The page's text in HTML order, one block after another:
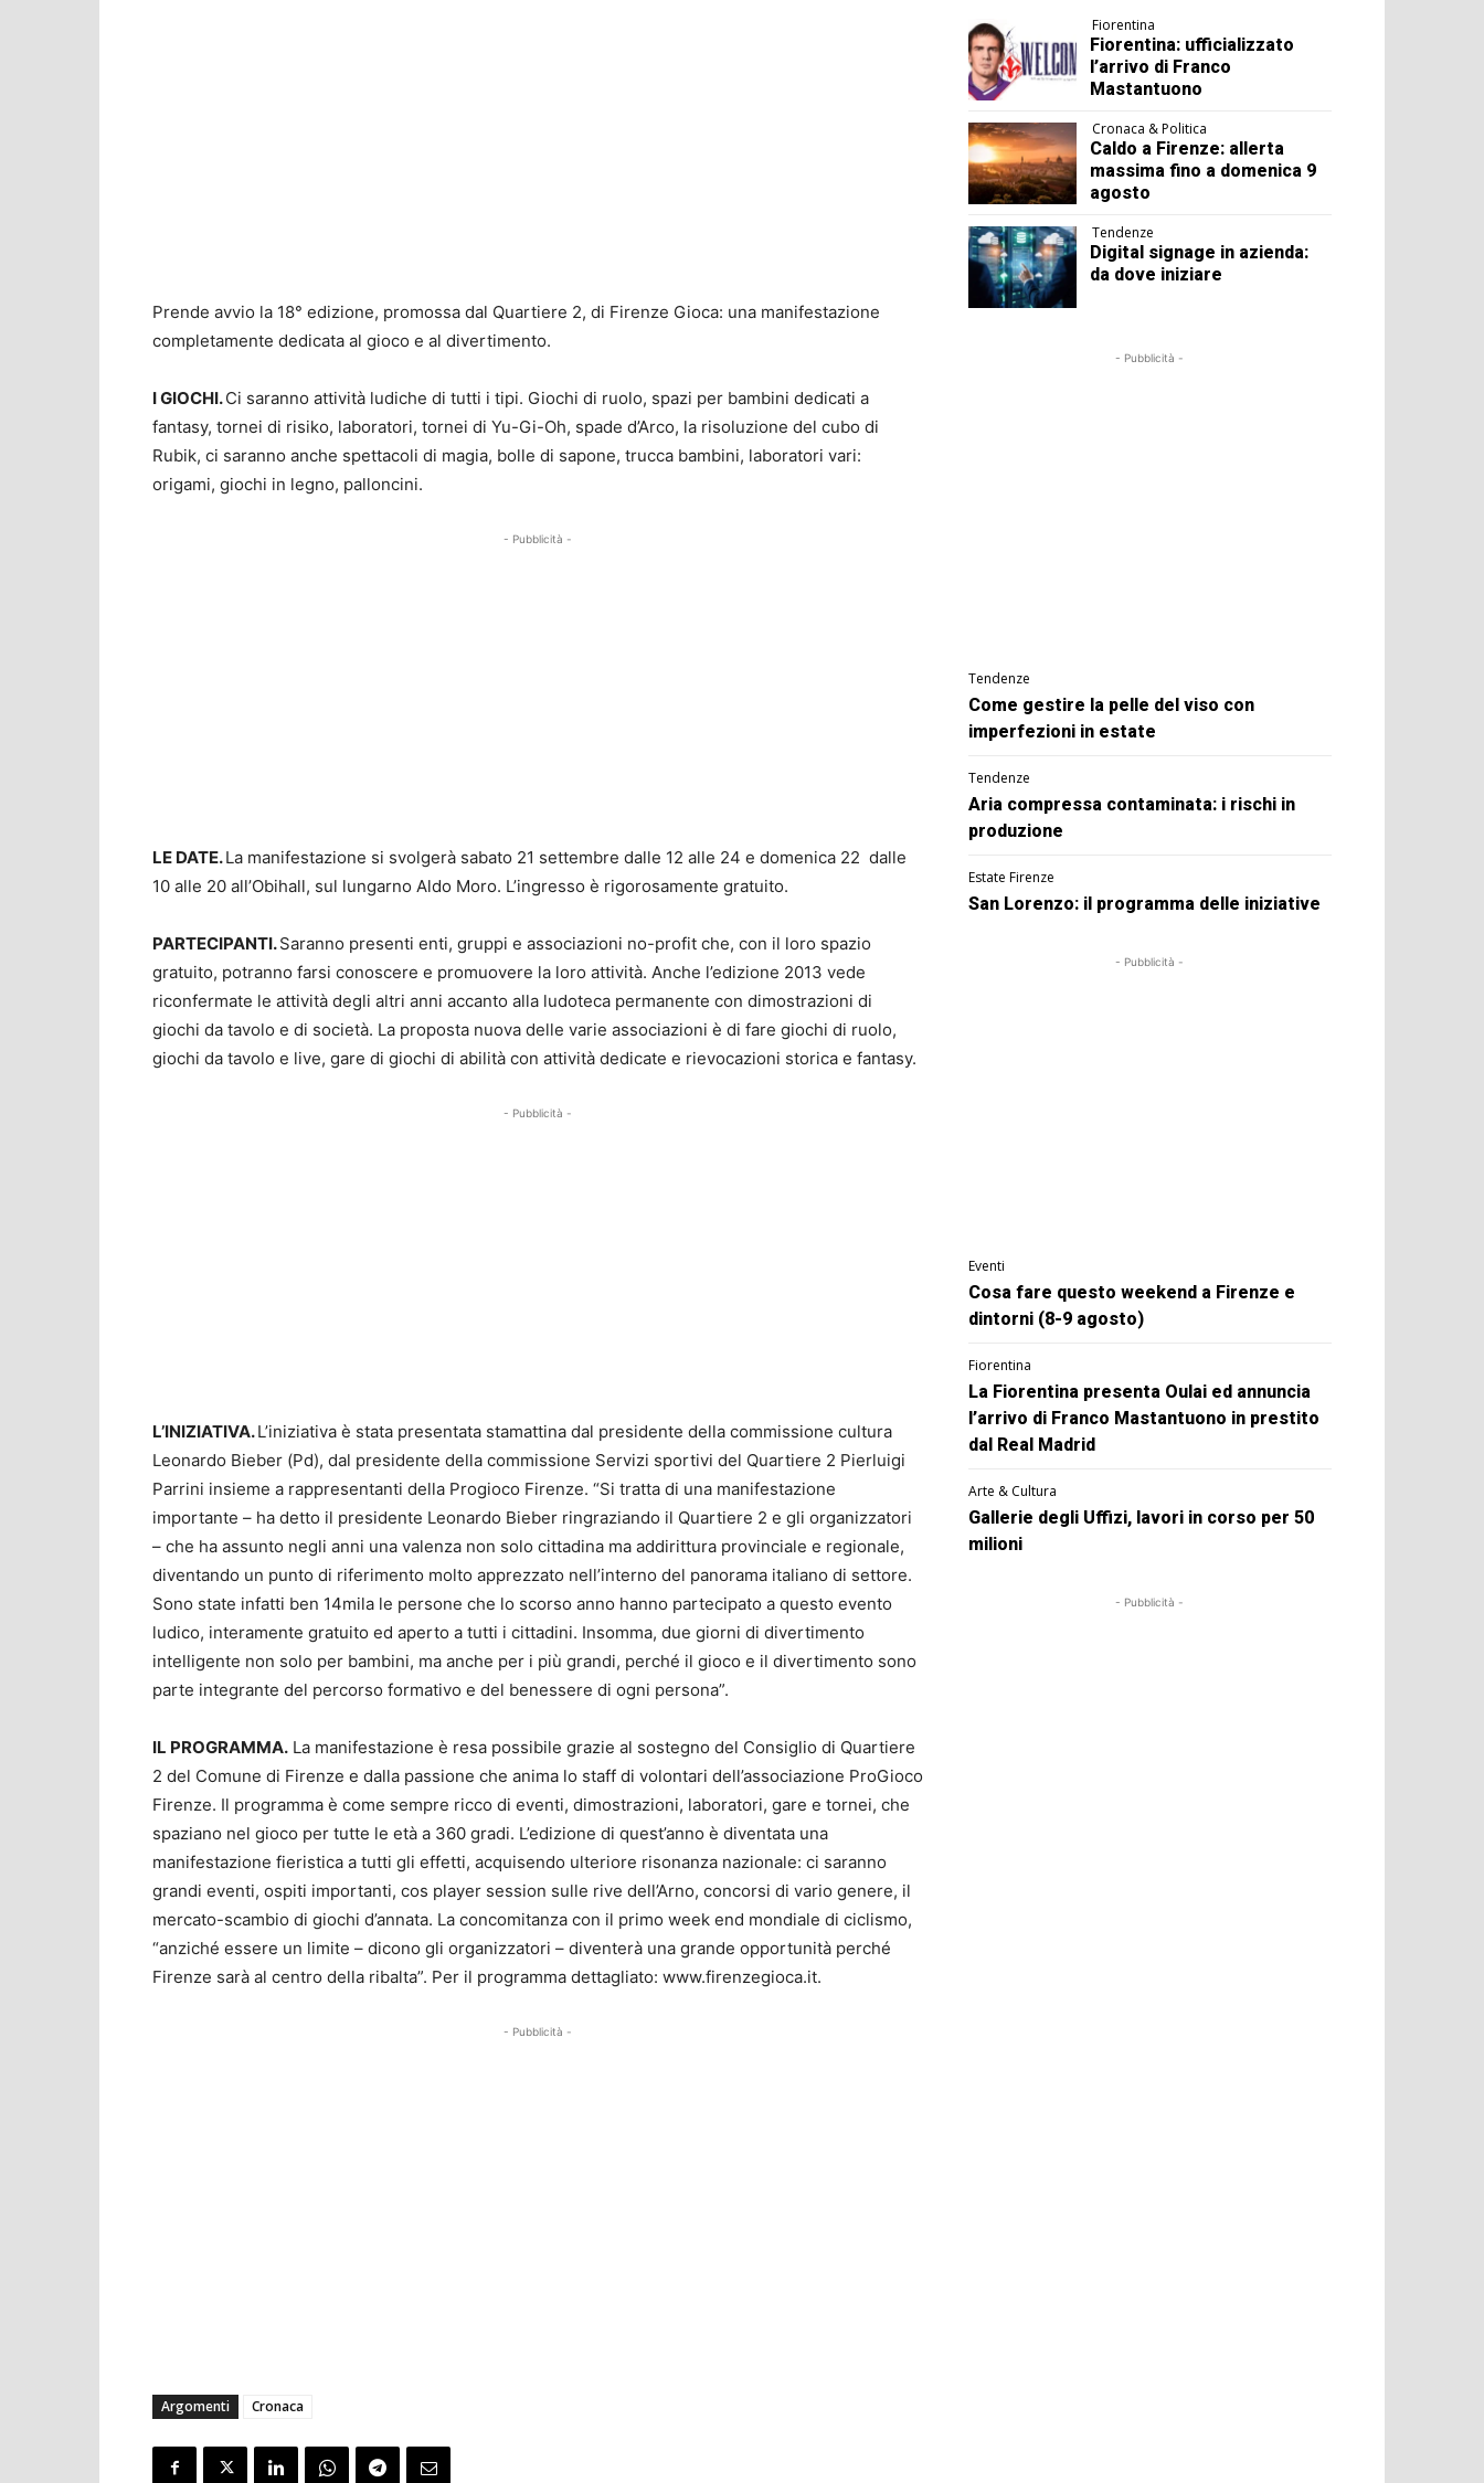
Prende avvio la 18° edizione, promossa dal Quartiere 2, di Firenze Gioca: una manifestazione
completamente dedicata al gioco e al divertimento.
I GIOCHI.Ci saranno attività ludiche di tutti i tipi. Giochi di ruolo, spazi per bambini dedicati a
fantasy, tornei di risiko, laboratori, tornei di Yu-Gi-Oh, spade d’Arco, la risoluzione del cubo di
Rubik, ci saranno anche spettacoli di magia, bolle di sapone, trucca bambini, laboratori vari:
origami, giochi in legno, palloncini.
- Pubblicità -
LE DATE.La manifestazione si svolgerà sabato 21 settembre dalle 12 alle 24 e domenica 22 dalle
10 alle 20 all’Obihall, sul lungarno Aldo Moro. L’ingresso è rigorosamente gratuito.
PARTECIPANTI.Saranno presenti enti, gruppi e associazioni no-profit che, con il loro spazio
gratuito, potranno farsi conoscere e promuovere la loro attività. Anche l’edizione 2013 vede
riconfermate le attività degli altri anni accanto alla ludoteca permanente con dimostrazioni di
giochi da tavolo e di società. La proposta nuova delle varie associazioni è di fare giochi di ruolo,
giochi da tavolo e live, gare di giochi di abilità con attività dedicate e rievocazioni storica e fantasy.
- Pubblicità -
L’INIZIATIVA.L’iniziativa è stata presentata stamattina dal presidente della commissione cultura
Leonardo Bieber (Pd), dal presidente della commissione Servizi sportivi del Quartiere 2 Pierluigi
Parrini insieme a rappresentanti della Progioco Firenze. “Si tratta di una manifestazione
importante – ha detto il presidente Leonardo Bieber ringraziando il Quartiere 2 e gli organizzatori
– che ha assunto negli anni una valenza non solo cittadina ma addirittura provinciale e regionale,
diventando un punto di riferimento molto apprezzato nell’interno del panorama italiano di settore.
Sono state infatti ben 14mila le persone che lo scorso anno hanno partecipato a questo evento
ludico, interamente gratuito ed aperto a tutti i cittadini. Insomma, due giorni di divertimento
intelligente non solo per bambini, ma anche per i più grandi, perché il gioco e il divertimento sono
parte integrante del percorso formativo e del benessere di ogni persona”.
IL PROGRAMMA. La manifestazione è resa possibile grazie al sostegno del Consiglio di Quartiere
2 del Comune di Firenze e dalla passione che anima lo staff di volontari dell’associazione ProGioco
Firenze. Il programma è come sempre ricco di eventi, dimostrazioni, laboratori, gare e tornei, che
spaziano nel gioco per tutte le età a 360 gradi. L’edizione di quest’anno è diventata una
manifestazione fieristica a tutti gli effetti, acquisendo ulteriore risonanza nazionale: ci saranno
grandi eventi, ospiti importanti, cos player session sulle rive dell’Arno, concorsi di vario genere, il
mercato-scambio di giochi d’annata. La concomitanza con il primo week end mondiale di ciclismo,
“anziché essere un limite – dicono gli organizzatori – diventerà una grande opportunità perché
Firenze sarà al centro della ribalta”. Per il programma dettagliato: www.firenzegioca.it.
- Pubblicità -
Argomenti Cronaca
Fiorentina
Fiorentina: ufficializzato
l’arrivo di Franco
Mastantuono
Cronaca & Politica
Caldo a Firenze: allerta
massima fino a domenica 9
agosto
Tendenze
Digital signage in azienda:
da dove iniziare
- Pubblicità -
Tendenze
Come gestire la pelle del viso con
imperfezioni in estate
Tendenze
Aria compressa contaminata: i rischi in
produzione
Estate Firenze
San Lorenzo: il programma delle iniziative
- Pubblicità -
Eventi
Cosa fare questo weekend a Firenze e
dintorni (8-9 agosto)
Fiorentina
La Fiorentina presenta Oulai ed annuncia
l’arrivo di Franco Mastantuono in prestito
dal Real Madrid
Arte & Cultura
Gallerie degli Uffizi, lavori in corso per 50
milioni
- Pubblicità -